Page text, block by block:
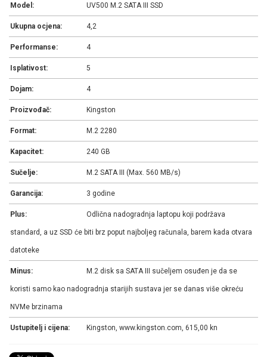
Model: UV500 M.2 SATA III SSD
Ukupna ocjena: 4,2
Performanse: 4
Isplativost: 5
Dojam: 4
Proizvođač: Kingston
Format: M.2 2280
Kapacitet: 240 GB
Sučelje: M.2 SATA III (Max. 560 MB/s)
Garancija: 3 godine
Plus: Odlična nadogradnja laptopu koji podržava
standard, a uz SSD će biti brz poput najboljeg računala, barem kada otvara
datoteke
Minus: M.2 disk sa SATA III sučeljem osuđen je da se
koristi samo kao nadogradnja starijih sustava jer se danas više okreću
NVMe brzinama
Ustupitelj i cijena: Kingston, www.kingston.com, 615,00 kn